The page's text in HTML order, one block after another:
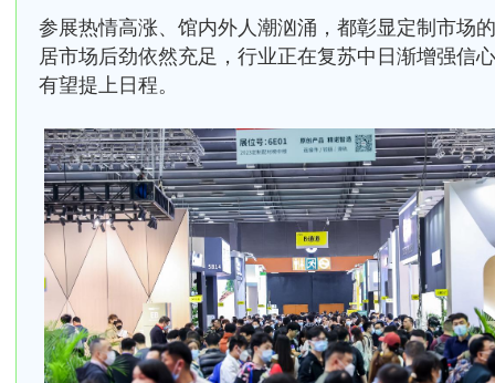
参展热情高涨、馆内外人潮汹涌，都彰显定制市场
居市场后劲依然充足，行业正在复苏中日渐增强信
有望提上日程。